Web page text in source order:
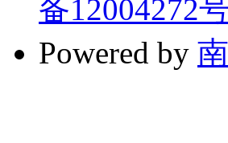
备12004272
Powered by